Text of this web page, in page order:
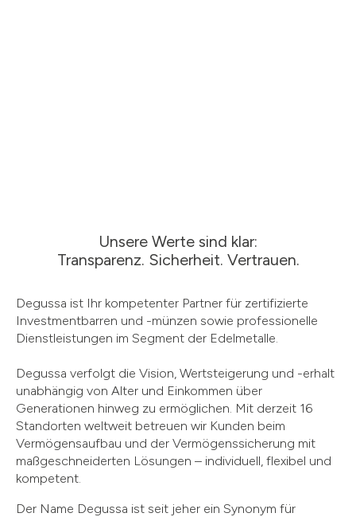
Unsere Werte sind klar:
Transparenz. Sicherheit. Vertrauen.
Degussa ist Ihr kompetenter Partner für zertifizierte
Investmentbarren und -münzen sowie professionelle
Dienstleistungen im Segment der Edelmetalle.
Degussa verfolgt die Vision, Wertsteigerung und -erhalt
unabhängig von Alter und Einkommen über
Generationen hinweg zu ermöglichen. Mit derzeit 16
Standorten weltweit betreuen wir Kunden beim
Vermögensaufbau und der Vermögenssicherung mit
maßgeschneiderten Lösungen – individuell, flexibel und
kompetent.
Der Name Degussa ist seit jeher ein Synonym für